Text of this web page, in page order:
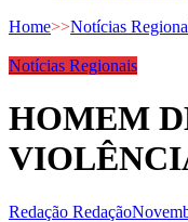
Home>>Notícias
Notícias Regionais
HOMEM
Redação Redação